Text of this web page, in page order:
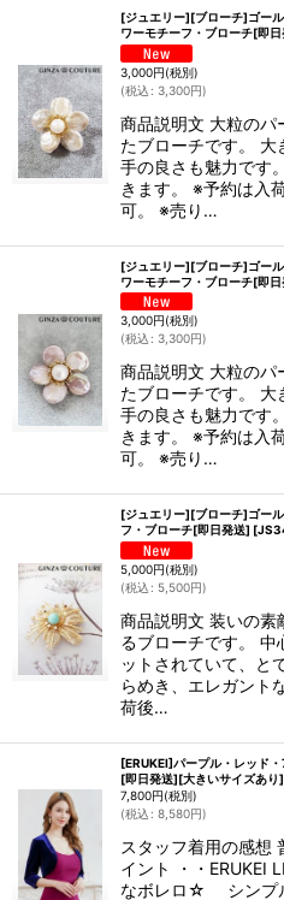
[ジュエリー][ブローチ]ゴー
ワーモチーフ・ブローチ[即
3,000円(税別)
(税込 : 3,300円)
商品説明文 大粒のパ
たブローチです。
手の良さも魅力です
きます。 ※予約は入
可。 ※売り…
[ジュエリー][ブローチ]ゴー
ワーモチーフ・ブローチ[即
3,000円(税別)
(税込: 3,300円)
商品説明文 大粒のパ
たブローチです。
手の良さも魅力です
きます。 ※予約は入
可。 ※売り…
[ジュエリー][ブローチ]ゴー
フ・ブローチ[即日発送] [
5,000円(税別)
(税込 : 5,500円)
商品説明文 装いの素
るブローチです。 中
ットされていて、と
らめき、エレガント
荷後…
[ERUKEI]パープル・レッド
[即日発送][大きいサイズあり]
7,800円(税別)
(税込 : 8,580円)
スタッフ着用の感想
イント ・・ERUKEI
なボレロ☆ シンプ